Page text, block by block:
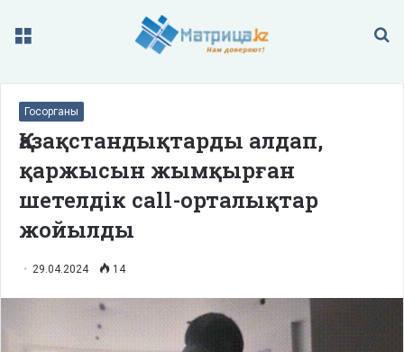
Меню
Госорганы
Қазақстандықтарды алдап,
қаржысын жымқырған
шетелдік call-орталықтар
жойылды
29.04.2024 14